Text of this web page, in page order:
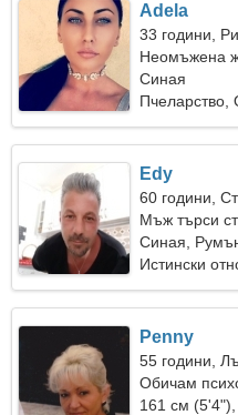
Adela
33 години,
Неомъжена
Синая
Пчеларство,
Edy
60 години,
Мъж търси
Синая,
Истински
Penny
55 години,
Обичам
161 см (5'4"),